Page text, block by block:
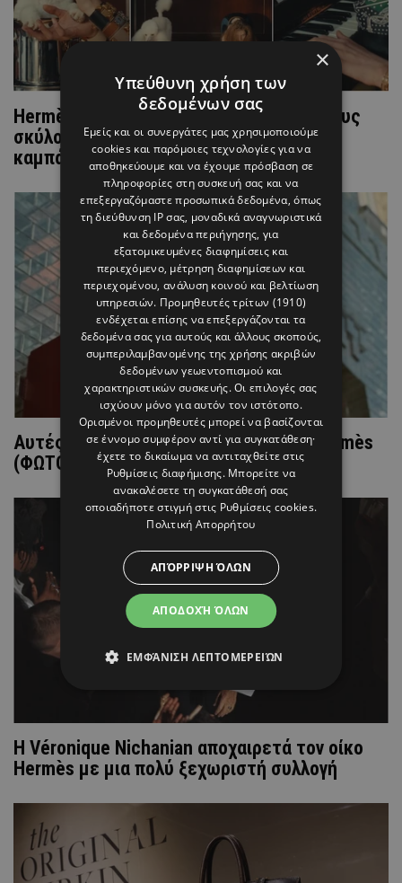
Hermès: Bάζει τους πιο cute και στιλάτους
σκύλους στο επίκεντρο της νέας της
καμπάνιας
Aυτές είναι οι πιο προσιτές τσάντες Hermès
(ΦΩΤΟ)
Η Véronique Nichanian αποχαιρετά τον οίκο
Hermès με μια πολύ ξεχωριστή συλλογή
×
Υπεύθυνη χρήση των
δεδομένων σας
Εμείς και οι συνεργάτες μας χρησιμοποιούμε
cookies και παρόμοιες τεχνολογίες για να
αποθηκεύουμε και να έχουμε πρόσβαση σε
πληροφορίες στη συσκευή σας και να
επεξεργαζόμαστε προσωπικά δεδομένα, όπως
τη διεύθυνση IP σας, μοναδικά αναγνωριστικά
και δεδομένα περιήγησης, για
εξατομικευμένες διαφημίσεις και
περιεχόμενο, μέτρηση διαφημίσεων και
περιεχομένου, ανάλυση κοινού και βελτίωση
υπηρεσιών. Προμηθευτές τρίτων (1910)
ενδέχεται επίσης να επεξεργάζονται τα
δεδομένα σας για αυτούς και άλλους σκοπούς,
συμπεριλαμβανομένης της χρήσης ακριβών
δεδομένων γεωεντοπισμού και
χαρακτηριστικών συσκευής. Οι επιλογές σας
ισχύουν μόνο για αυτόν τον ιστότοπο.
Ορισμένοι προμηθευτές μπορεί να βασίζονται
σε έννομο συμφέρον αντί για συγκατάθεση·
έχετε το δικαίωμα να αντιταχθείτε στις
Ρυθμίσεις διαφήμισης. Μπορείτε να
ανακαλέσετε τη συγκατάθεσή σας
οποιαδήποτε στιγμή στις Ρυθμίσεις cookies.
Πολιτική Απορρήτου
ΑΠΟΔΟΧΉ ΌΛΩΝ
ΑΠΌΡΡΙΨΗ ΌΛΩΝ
ΕΜΦΆΝΙΣΗ ΛΕΠΤΟΜΕΡΕΙΏΝ